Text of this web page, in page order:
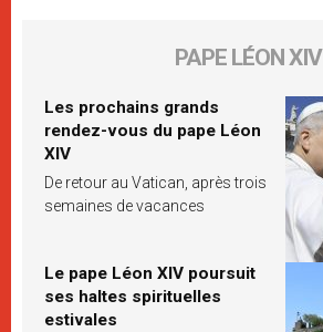
PAPE LÉON XIV
Les prochains grands
rendez-vous du pape Léon
XIV
De retour au Vatican, après trois
semaines de vacances
Le pape Léon XIV poursuit
ses haltes spirituelles
estivales